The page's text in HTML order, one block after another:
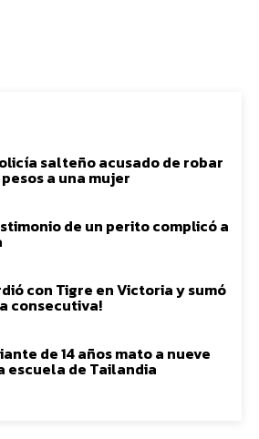
salteño acusado de robar
a una mujer
de un perito complicó a
con Tigre en Victoria y sumó
consecutiva!
de 14 años mato a nueve
escuela de Tailandia